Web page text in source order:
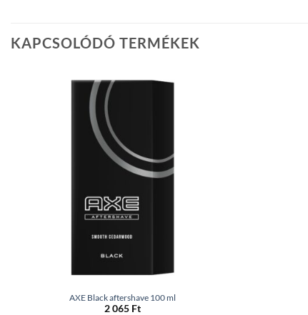
KAPCSOLÓDÓ TERMÉKEK
AXE Black aftershave 100 ml
2 065 Ft